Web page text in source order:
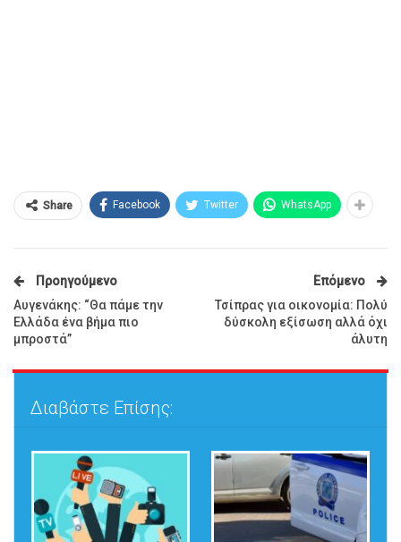
Share Facebook Twitter WhatsApp
Προηγούμενο
Αυγενάκης: “Θα πάμε την
Ελλάδα ένα βήμα πιο
μπροστά”
Επόμενο
Τσίπρας για οικονομία: Πολύ
δύσκολη εξίσωση αλλά όχι
άλυτη
Διαβάστε Επίσης: